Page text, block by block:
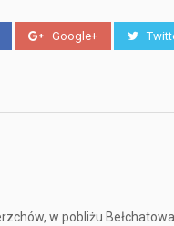
Google+
w pobliżu